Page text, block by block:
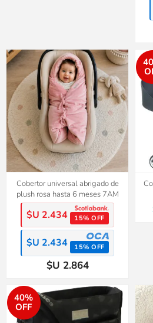
Cobertor universal abrigado de
plush rosa hasta 6 meses 7AM
$U 2.434 15% OFF
$U 2.434 15% OFF
$U 2.864
40%
OFF